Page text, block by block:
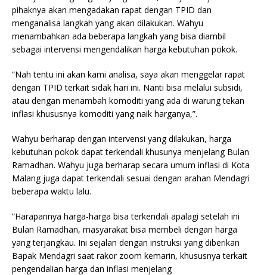
pihaknya akan mengadakan rapat dengan TPID dan
menganalisa langkah yang akan dilakukan. Wahyu
menambahkan ada beberapa langkah yang bisa diambil
sebagai intervensi mengendalikan harga kebutuhan pokok.
“Nah tentu ini akan kami analisa, saya akan menggelar rapat
dengan TPID terkait sidak hari ini. Nanti bisa melalui subsidi,
atau dengan menambah komoditi yang ada di warung tekan
inflasi khususnya komoditi yang naik harganya,”.
Wahyu berharap dengan intervensi yang dilakukan, harga
kebutuhan pokok dapat terkendali khusunya menjelang Bulan
Ramadhan. Wahyu juga berharap secara umum inflasi di Kota
Malang juga dapat terkendali sesuai dengan arahan Mendagri
beberapa waktu lalu.
“Harapannya harga-harga bisa terkendali apalagi setelah ini
Bulan Ramadhan, masyarakat bisa membeli dengan harga
yang terjangkau. Ini sejalan dengan instruksi yang diberikan
Bapak Mendagri saat rakor zoom kemarin, khususnya terkait
pengendalian harga dan inflasi menjelang